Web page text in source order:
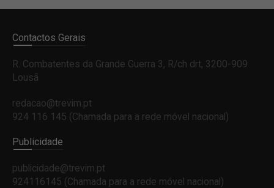
Contactos Gerais
R. Combatentes da Grande Guerra 3, R/ch drt, 3200-909
Lousã
redacao@trevim.pt
924 116 145 (Chamada para a rede móvel nacional)
Publicidade
publicidade@trevim.pt
924116145 (Chamada para a rede móvel nacional)